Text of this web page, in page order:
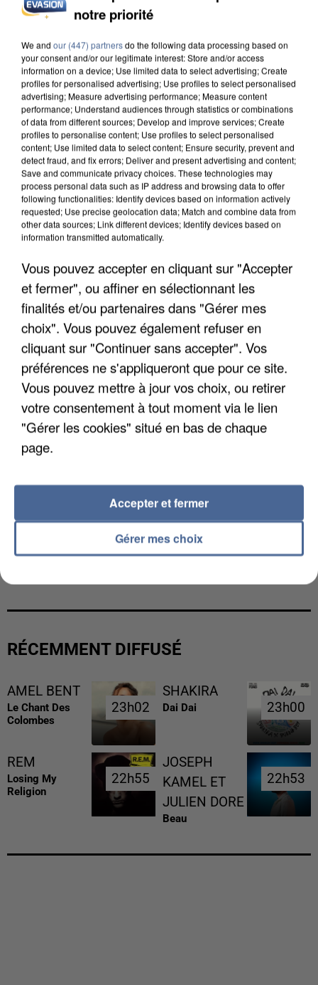
INCENDIES : L’ÎLE-DE-FRANCE LANCE UN ÉLAN
DE SOLIDARITÉ AVEC LES...
APRÈS TOUTES CES CANICULES, LES REFUGES
DE FAUNE SAUVAGE SONT...
L’UN DES FONDATEURS SUPPOSÉS DE LA DZ
RÉCEMMENT DIFFUSÉ
AMEL BENT
Le Chant Des
Colombes
23h02
23h02
SHAKIRA
Dai Dai 23h00
23h00
REM
Losing My
Religion
22h55
22h55
JOSEPH
KAMEL ET
JULIEN DORE
Beau
22h53
22h53
notre priorité
We and our (447) partnersdo the following data processing based on
your consent and/or our legitimate interest: Store and/or access
information on a device; Use limited data to select advertising; Create
profiles for personalised advertising; Use profiles to select personalised
advertising; Measure advertising performance; Measure content
performance; Understand audiences through statistics or combinations
of data from different sources; Develop and improve services; Create
profiles to personalise content; Use profiles to select personalised
content; Use limited data to select content; Ensure security, prevent and
detect fraud, and fix errors; Deliver and present advertising and content;
Save and communicate privacy choices. These technologies may
process personal data such as IP address and browsing data to offer
following functionalities: Identify devices based on information actively
requested; Use precise geolocation data; Match and combine data from
other data sources; Link different devices; Identify devices based on
information transmitted automatically.
Vous pouvez accepter en cliquant sur "Accepter
et fermer", ou affiner en sélectionnant les
finalités et/ou partenaires dans "Gérer mes
choix". Vous pouvez également refuser en
cliquant sur "Continuer sans accepter". Vos
préférences ne s'appliqueront que pour ce site.
Vous pouvez mettre à jour vos choix, ou retirer
votre consentement à tout moment via le lien
"Gérer les cookies" situé en bas de chaque
page.
Gérer mes choix
Accepter et fermer